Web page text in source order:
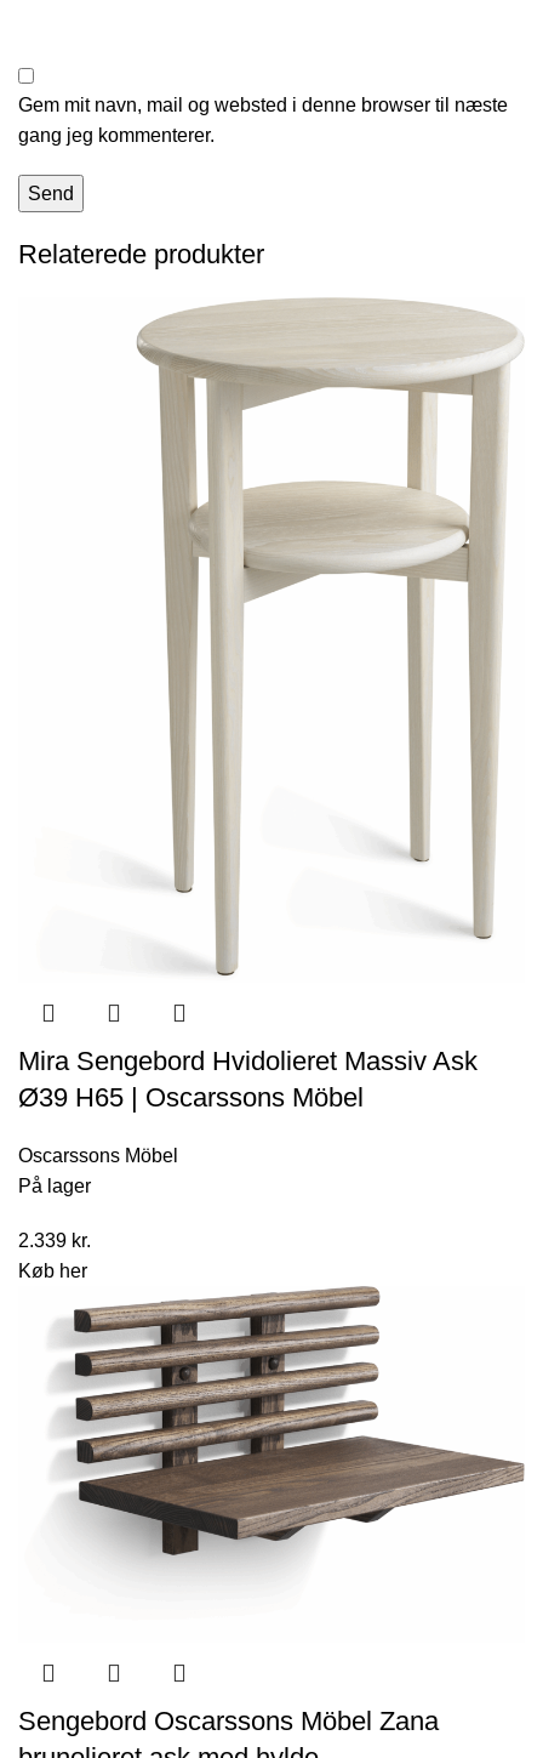
Gem mit navn, mail og websted i denne browser til næste
gang jeg kommenterer.
Relaterede produkter
Mira Sengebord Hvidolieret Massiv Ask
Ø39 H65 | Oscarssons Möbel
Oscarssons Möbel
På lager
2.339 kr.
Køb her
Sengebord Oscarssons Möbel Zana